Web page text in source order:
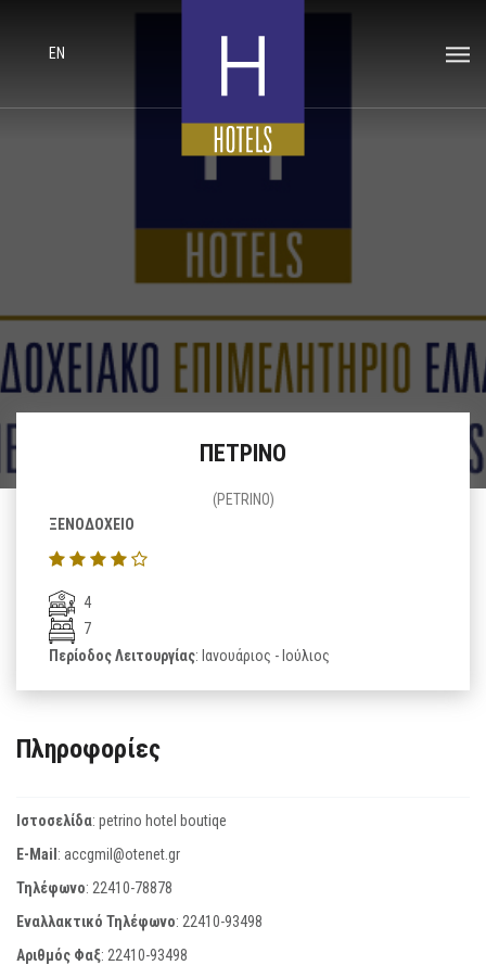
EN
ΠΕΤΡΙΝΟ
(PETRINO)
ΞΕΝΟΔΟΧΕΙΟ
4
7
Περίοδος Λειτουργίας: Ιανουάριος - Ιούλιος
Πληροφορίες
Ιστοσελίδα: petrino hotel boutiqe
E-Mail: accgmil@otenet.gr
Τηλέφωνο: 22410-78878
Εναλλακτικό Τηλέφωνο: 22410-93498
Αριθμός Φαξ: 22410-93498